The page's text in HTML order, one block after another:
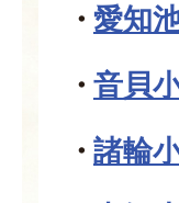
愛知
音貝
諸輪